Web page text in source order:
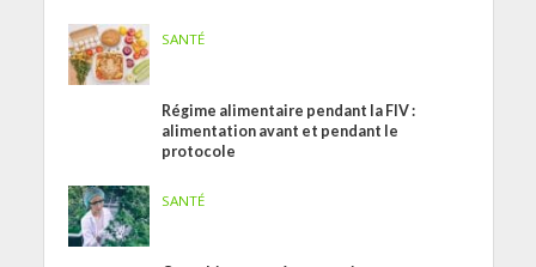
SANTÉ
Régime alimentaire pendant la FIV :
alimentation avant et pendant le
protocole
SANTÉ